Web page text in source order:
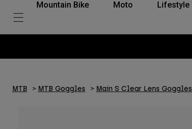
Mountain Bike Moto Lifestyle
MTB MTB Goggles Main S Clear Lens Goggles